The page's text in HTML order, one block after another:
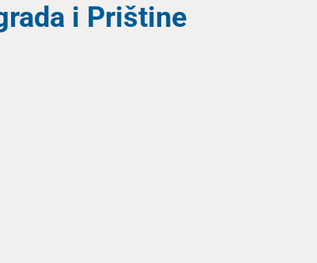
i Prištine